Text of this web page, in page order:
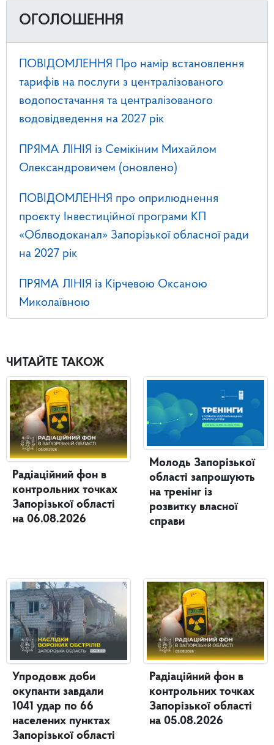
ОГОЛОШЕННЯ
ПОВІДОМЛЕННЯ Про намір встановлення
тарифів на послуги з централізованого
водопостачання та централізованого
водовідведення на 2027 рік
ПРЯМА ЛІНІЯ із Семікіним Михайлом
Олександровичем (оновлено)
ПОВІДОМЛЕННЯ про оприлюднення
проєкту Інвестиційної програми КП
«Облводоканал» Запорізької обласної ради
на 2027 рік
ПРЯМА ЛІНІЯ із Кірчевою Оксаною
Миколаївною
ЧИТАЙТЕ ТАКОЖ
Радіаційний фон в
контрольних точках
Запорізької області
на 06.08.2026
Упродовж доби
окупанти завдали
1041 удар по 66
населених пунктах
Запорізької області
Молодь Запорізької
області запрошують
на тренінг із
розвитку власної
справи
Радіаційний фон в
контрольних точках
Запорізької області
на 05.08.2026